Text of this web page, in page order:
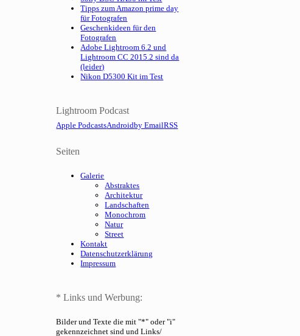
Tipps zum Amazon prime day
für Fotografen
Geschenkideen für den
Fotografen
Adobe Lightroom 6.2 und
Lightroom CC 2015.2 sind da
(leider)
Nikon D5300 Kit im Test
Lightroom Podcast
Apple PodcastsAndroidby EmailRSS
Seiten
Galerie
Abstraktes
Architektur
Landschaften
Monochrom
Natur
Street
Kontakt
Datenschutzerklärung
Impressum
* Links und Werbung:
Bilder und Texte die mit "*" oder "i"
gekennzeichnet sind und Links/